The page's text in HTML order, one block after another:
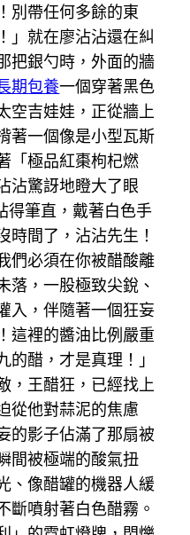
別帶任何多餘的東
就在廖沾沾還在糾
把銀勺時，外面的牆
期包養一個穿著黑色
空吉娃娃，正從牆上
著一個像是小型瓦斯
「極品紅棗枸杞燃
驚訝地瞪大了眼
得筆直，戴著白色手
時間了，沾沾先生！
們必須在你被醋酸離
落，一股極致尖銳、
入，伴隨著一個狂妄
這裡的醬油比例嚴重
的醋，才是真理！」
，王醋狂，已經找上
從他對蒜泥的焦慮
的影子佔滿了那扇被
間被極端的酸氣扭
、像醋罐的機器人緩
斷噴射著白色醋霧。